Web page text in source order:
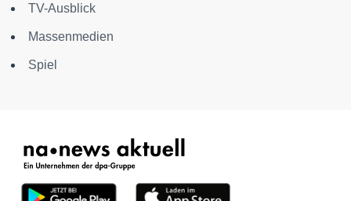
TV-Ausblick
Massenmedien
Spiel